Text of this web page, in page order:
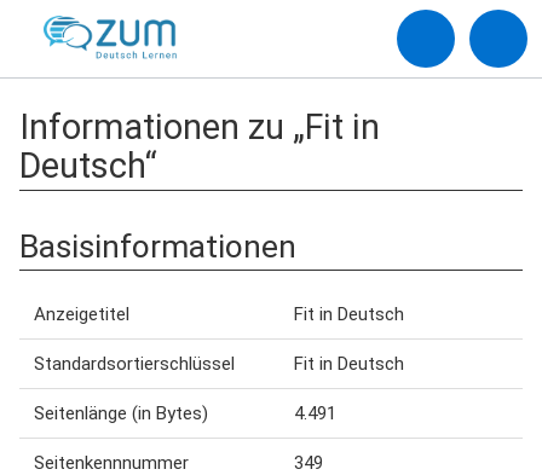
Informationen zu „Fit in
Deutsch“
Basisinformationen
Anzeigetitel Fit in Deutsch
Standardsortierschlüssel Fit in Deutsch
Seitenlänge (in Bytes) 4.491
Seitenkennnummer 349